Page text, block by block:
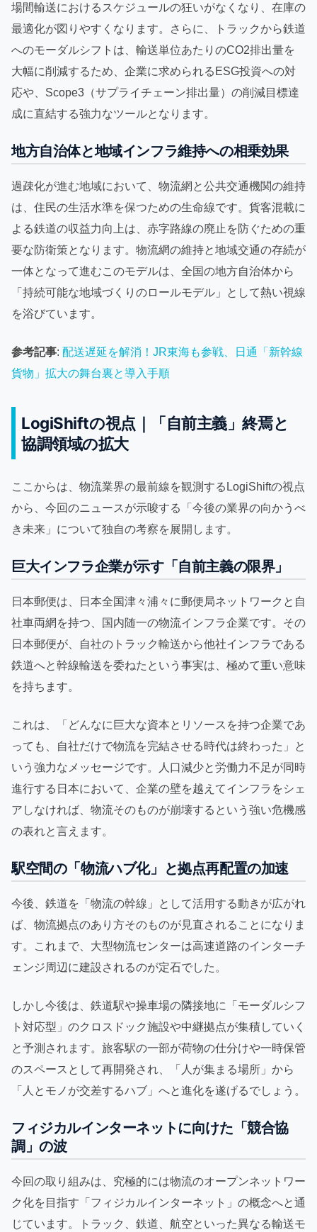
場間輸送におけるスケジュールの狂いがなくなり、在庫の
最適化が図りやすくなります。さらに、トラックから鉄道
へのモーダルシフトは、輸送単位あたりのCO2排出量を
大幅に削減するため、企業に求められるESG投資への対
応や、Scope3（サプライチェーン排出量）の削減目標達
成に直結する強力なツールとなります。
地方自治体と地域インフラ維持への相乗効果
過疎化が進む地域において、物流網と公共交通機関の維持
は、住民の生活水準を保つための生命線です。貨客混載に
よる鉄道の収益力向上は、赤字路線の廃止を防ぐための重
要な防衛策となります。物流網の維持と地域交通の存続が
一体となって進むこのモデルは、全国の地方自治体から
「持続可能な地域づくりのロールモデル」として熱い視線
を浴びています。
参考記事: 配送遅延を解消！JR東海も参戦、日通「新幹線
貨物」拡大の舞台裏と導入手順
LogiShiftの視点｜「自前主義」終焉と
協調領域の拡大
ここからは、物流業界の最前線を観測するLogiShiftの視点
から、今回のニュースが示唆する「今後の業界の向かうべ
き未来」について独自の考察を展開します。
巨大インフラ企業が示す「自前主義の限界」
日本郵便は、日本全国津々浦々に郵便局ネットワークと自
社車両網を持つ、国内随一の物流インフラ企業です。その
日本郵便が、自社のトラック輸送から他社インフラである
鉄道へと幹線輸送を委ねたという事実は、極めて重い意味
を持ちます。
これは、「どんなに巨大な資本とリソースを持つ企業であ
っても、自社だけで物流を完結させる時代は終わった」と
いう強力なメッセージです。人口減少と労働力不足が同時
進行する日本において、企業の壁を越えてインフラをシェ
アしなければ、物流そのものが崩壊するという強い危機感
の表れと言えます。
駅空間の「物流ハブ化」と拠点再配置の加速
今後、鉄道を「物流の幹線」として活用する動きが広がれ
ば、物流拠点のあり方そのものが見直されることになりま
す。これまで、大型物流センターは高速道路のインターチ
ェンジ周辺に建設されるのが定石でした。
しかし今後は、鉄道駅や操車場の隣接地に「モーダルシフ
ト対応型」のクロスドック施設や中継拠点が集積していく
と予測されます。旅客駅の一部が荷物の仕分けや一時保管
のスペースとして再開発され、「人が集まる場所」から
「人とモノが交差するハブ」へと進化を遂げるでしょう。
フィジカルインターネットに向けた「競合協
調」の波
今回の取り組みは、究極的には物流のオープンネットワー
ク化を目指す「フィジカルインターネット」の概念へと通
じています。トラック、鉄道、航空といった異なる輸送モ